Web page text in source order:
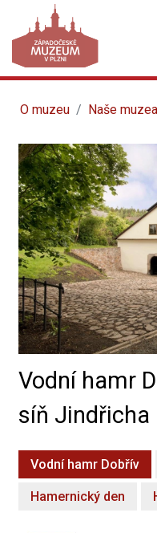
O muzeu Naše muzea
Vodní hamr
síň Jindřicha
Vodní hamr Dobřív
Hamernický den